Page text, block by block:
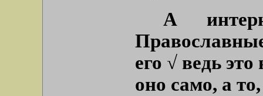
А
его √ ведь
оно само, а